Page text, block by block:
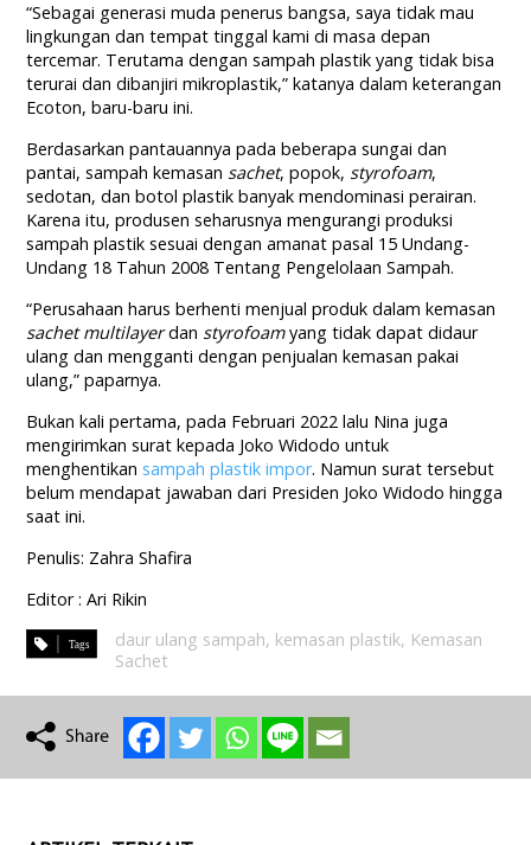
“Sebagai generasi muda penerus bangsa, saya tidak mau
lingkungan dan tempat tinggal kami di masa depan
tercemar. Terutama dengan sampah plastik yang tidak bisa
terurai dan dibanjiri mikroplastik,” katanya dalam keterangan
Ecoton, baru-baru ini.
Berdasarkan pantauannya pada beberapa sungai dan
pantai, sampah kemasan sachet, popok, styrofoam,
sedotan, dan botol plastik banyak mendominasi perairan.
Karena itu, produsen seharusnya mengurangi produksi
sampah plastik sesuai dengan amanat pasal 15 Undang-
Undang 18 Tahun 2008 Tentang Pengelolaan Sampah.
“Perusahaan harus berhenti menjual produk dalam kemasan
sachet multilayerdan styrofoamyang tidak dapat didaur
ulang dan mengganti dengan penjualan kemasan pakai
ulang,” paparnya.
Bukan kali pertama, pada Februari 2022 lalu Nina juga
mengirimkan surat kepada Joko Widodo untuk
menghentikan sampah plastik impor. Namun surat tersebut
belum mendapat jawaban dari Presiden Joko Widodo hingga
saat ini.
Penulis: Zahra Shafira
Editor : Ari Rikin
daur ulang sampah, kemasan plastik, Kemasan
Sachet